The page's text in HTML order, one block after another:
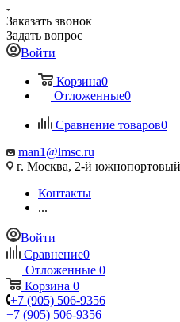
Заказать звонок
Задать вопрос
Войти
Корзина0
Отложенные0
Сравнение товаров0
man1@lmsc.ru
г. Москва, 2-й южнопортовый
Контакты
...
Войти
Сравнение0
Отложенные 0
Корзина 0
+7 (905) 506-9356
+7 (905) 506-9356